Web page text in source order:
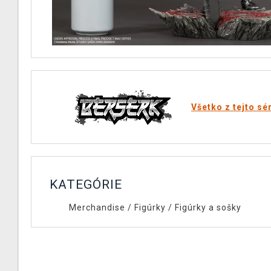
Všetko z tejto
KATEGÓRIE
Merchandise / Figúrky / Figúrky a sošky